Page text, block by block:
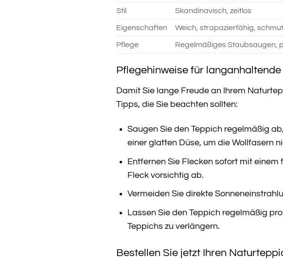
Stil Skandinavisch, zeitlos
Eigenschaften Weich, strapazierfähig,
Pflege Regelmäßiges Staubsaugen,
Pflegehinweise für
Damit Sie lange Freude an Ihrem
Tipps, die Sie beachten sollten:
Saugen Sie den Teppich regelmäßig
einer glatten Düse, um die Wollfasern
Entfernen Sie Flecken sofort mit
Fleck vorsichtig ab.
Vermeiden Sie direkte
Lassen Sie den Teppich regelmäßig
Teppichs zu verlängern.
Bestellen Sie jetzt Ihren